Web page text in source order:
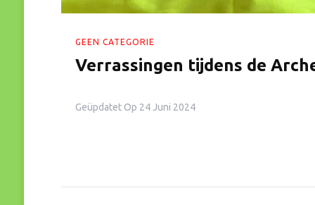
GEEN CATEGORIE
Verrassingen tijdens de
Geüpdatet Op 24 Juni 2024